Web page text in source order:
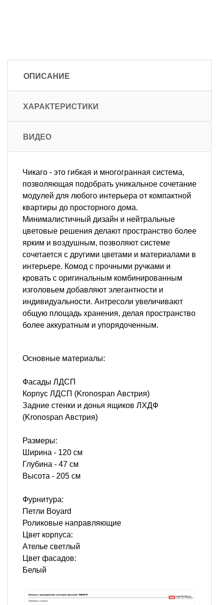
ОПИСАНИЕ
ХАРАКТЕРИСТИКИ
ВИДЕО
Чикаго - это гибкая и многогранная система,
позволяющая подобрать уникальное сочетание
модулей для любого интерьера от компактной
квартиры до просторного дома.
Минималистичный дизайн и нейтральные
цветовые решения делают пространство более
ярким и воздушным, позволяют системе
сочетается с другими цветами и материалами в
интерьере. Комод с прочными ручками и
кровать с оригинальным комбинированным
изголовьем добавляют элегантности и
индивидуальности. Антресоли увеличивают
общую площадь хранения, делая пространство
более аккуратным и упорядоченным.
Основные материалы:
Фасады ЛДСП
Корпус ЛДСП (Kronospan Австрия)
Задние стенки и донья ящиков ЛХДФ
(Kronospan Австрия)
Размеры:
Ширина - 120 см
Глубина - 47 см
Высота - 205 см
Фурнитура:
Петли Boyard
Роликовые направляющие
Цвет корпуса:
Ателье светлый
Цвет фасадов:
Белый